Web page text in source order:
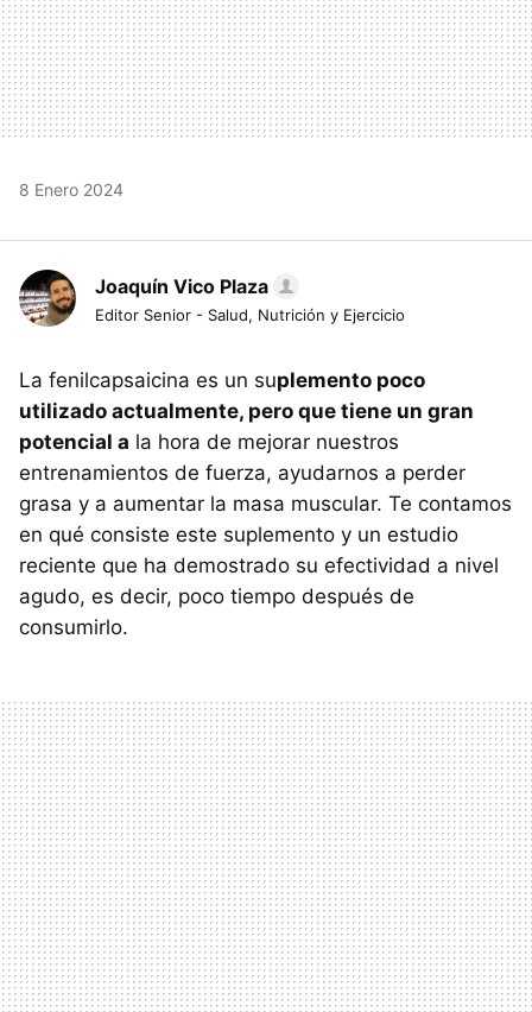
8 Enero 2024
Joaquín Vico Plaza
Editor Senior - Salud, Nutrición y Ejercicio
La fenilcapsaicina es un suplemento poco
utilizado actualmente, pero que tiene un gran
potencial a la hora de mejorar nuestros
entrenamientos de fuerza, ayudarnos a perder
grasa y a aumentar la masa muscular. Te contamos
en qué consiste este suplemento y un estudio
reciente que ha demostrado su efectividad a nivel
agudo, es decir, poco tiempo después de
consumirlo.